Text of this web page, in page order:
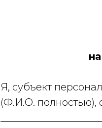
Я, субъект
(Ф.И.О. полностью),